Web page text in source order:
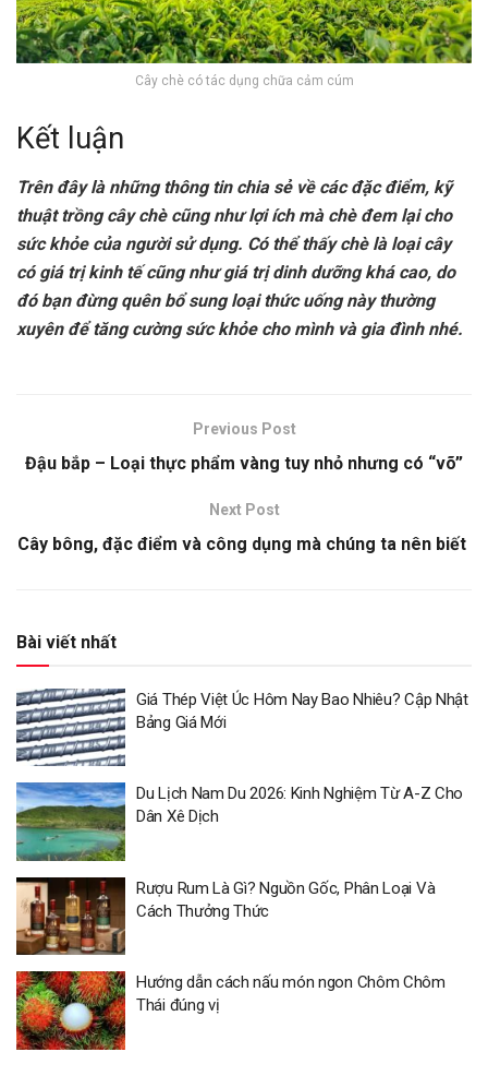
Cây chè có tác dụng chữa cảm cúm
Kết luận
Trên đây là những thông tin chia sẻ về các đặc điểm, kỹ
thuật trồng cây chè cũng như lợi ích mà chè đem lại cho
sức khỏe của người sử dụng. Có thể thấy chè là loại cây
có giá trị kinh tế cũng như giá trị dinh dưỡng khá cao, do
đó bạn đừng quên bổ sung loại thức uống này thường
xuyên để tăng cường sức khỏe cho mình và gia đình nhé.
Previous Post
Đậu bắp – Loại thực phẩm vàng tuy nhỏ nhưng có “võ”
Next Post
Cây bông, đặc điểm và công dụng mà chúng ta nên biết
Bài viết nhất
Giá Thép Việt Úc Hôm Nay Bao Nhiêu? Cập Nhật
Bảng Giá Mới
Du Lịch Nam Du 2026: Kinh Nghiệm Từ A-Z Cho
Dân Xê Dịch
Rượu Rum Là Gì? Nguồn Gốc, Phân Loại Và
Cách Thưởng Thức
Hướng dẫn cách nấu món ngon Chôm Chôm
Thái đúng vị